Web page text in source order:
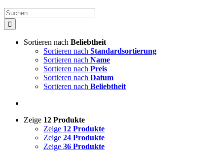
Suche
nach:
Sortieren nach Beliebtheit
Sortieren nach Standardsortierung
Sortieren nach Name
Sortieren nach Preis
Sortieren nach Datum
Sortieren nach Beliebtheit
Zeige 12 Produkte
Zeige 12 Produkte
Zeige 24 Produkte
Zeige 36 Produkte